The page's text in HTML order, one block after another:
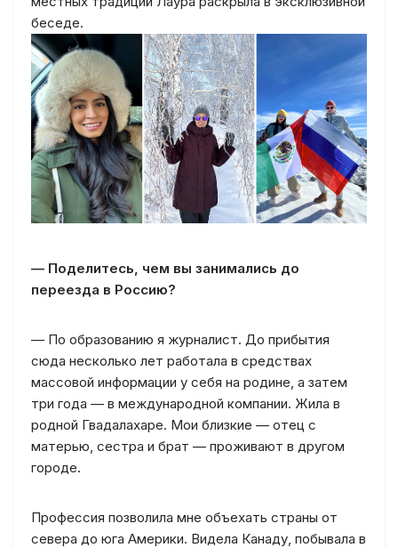
беседе.
— Поделитесь, чем вы занимались до
переезда в Россию?
— По образованию я журналист. До прибытия
сюда несколько лет работала в средствах
массовой информации у себя на родине, а затем
три года — в международной компании. Жила в
родной Гвадалахаре. Мои близкие — отец с
матерью, сестра и брат — проживают в другом
городе.
Профессия позволила мне объехать страны от
севера до юга Америки. Видела Канаду, побывала в